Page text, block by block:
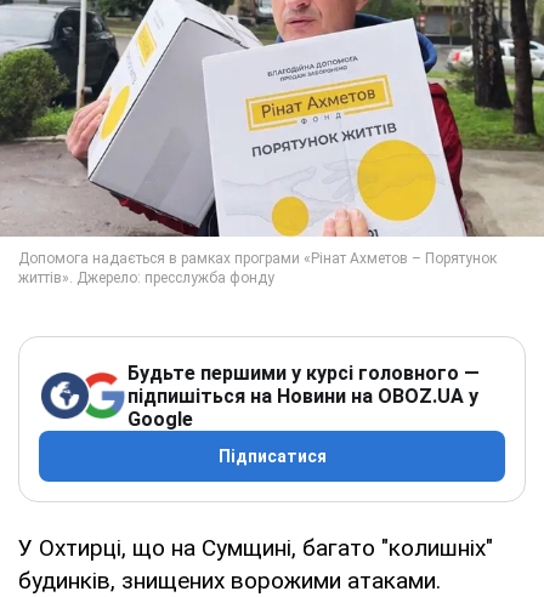
Будьте першими у курсі головного —
підпишіться на Новини на OBOZ.UA у
Google
Підписатися
У Охтирці, що на Сумщині, багато "колишніх"
будинків, знищених ворожими атаками.